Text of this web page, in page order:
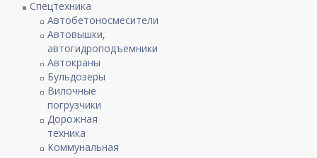
Спецтехника
Автобетоносмесители
Автовышки,
автогидроподъемники
Автокраны
Бульдозеры
Вилочные
погрузчики
Дорожная
техника
Коммунальная